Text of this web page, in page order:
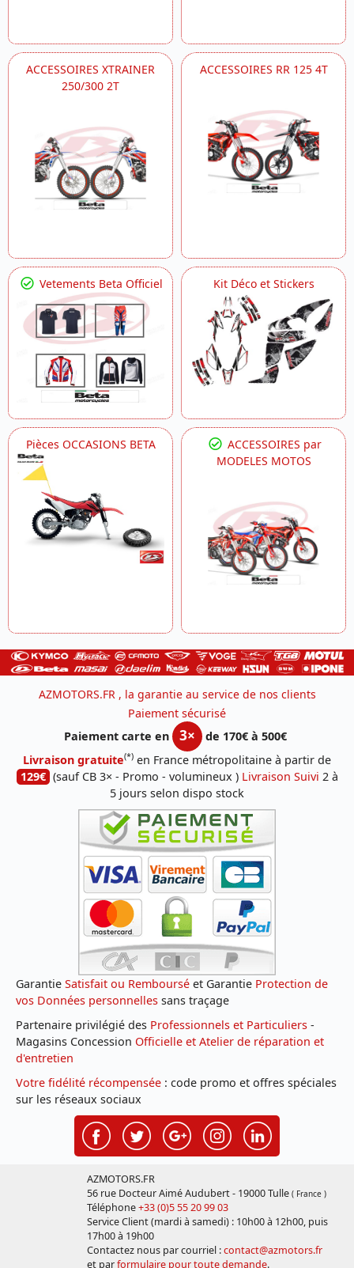
ACCESSOIRES XTRAINER
250/300 2T
ACCESSOIRES RR 125 4T
Vetements Beta Officiel Kit Déco et Stickers
Pièces OCCASIONS BETA
ACCESSOIRES par
MODELES MOTOS
AZMOTORS.FR , la garantie au service de nos clients
Paiement sécurisé
Paiement carte en
3×
de 170€ à 500€
Livraison gratuite(*) en France métropolitaine à partir de
129€ (sauf CB 3× - Promo - volumineux ) Livraison Suivi 2 à
5 jours selon dispo stock
Garantie Satisfait ou Remboursé et Garantie Protection de
vos Données personnelles sans traçage
Partenaire privilégié des Professionnels et Particuliers -
Magasins Concession Officielle et Atelier de réparation et
d'entretien
Votre fidélité récompensée : code promo et offres spéciales
sur les réseaux sociaux
AZMOTORS.FR
56 rue Docteur Aimé Audubert - 19000 Tulle ( France )
Téléphone+33 (0)5 55 20 99 03
Service Client (mardi à samedi) : 10h00 à 12h00, puis
17h00 à 19h00
Contactez nous par courriel :contact@azmotors.fr
et parformulaire pour toute demande.